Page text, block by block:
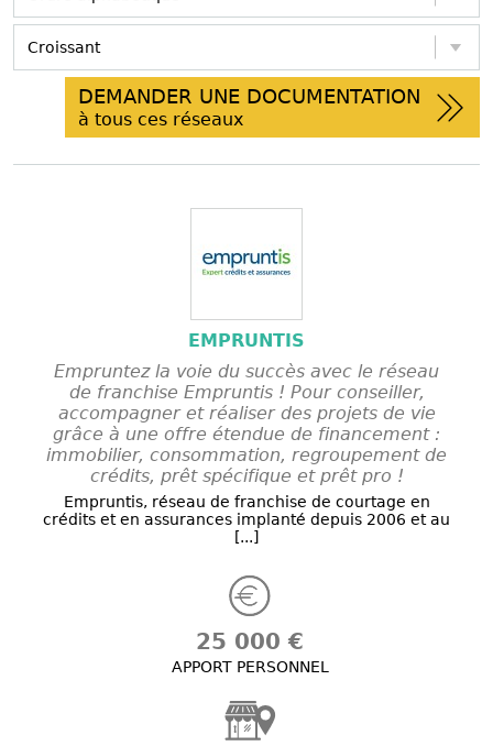
DEMANDER UNE DOCUMENTATION
à tous ces réseaux
EMPRUNTIS
Empruntez la voie du succès avec le réseau
de franchise Empruntis ! Pour conseiller,
accompagner et réaliser des projets de vie
grâce à une offre étendue de financement :
immobilier, consommation, regroupement de
crédits, prêt spécifique et prêt pro !
Empruntis, réseau de franchise de courtage en
crédits et en assurances implanté depuis 2006 et au
[...]
25 000 €
APPORT PERSONNEL